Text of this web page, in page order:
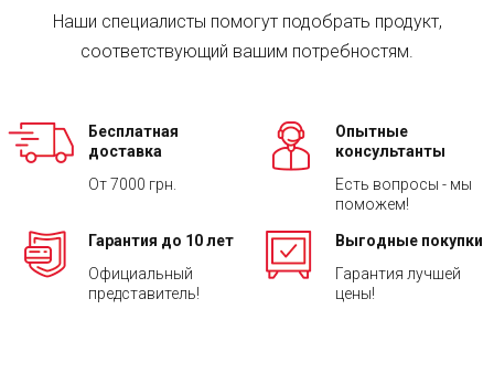
Наши специалисты помогут подобрать продукт,
соответствующий вашим потребностям.
Бесплатная
доставка
От 7000 грн.
Опытные
консультанты
Есть вопросы - мы
поможем!
Гарантия до 10 лет
Официальный
представитель!
Выгодные покупки
Гарантия лучшей
цены!